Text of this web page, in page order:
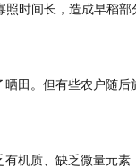
间长，造成早稻部
。但有些农户随后
质、缺乏微量元素